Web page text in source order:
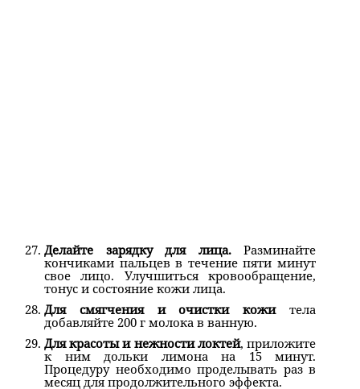
Делайте зарядку для лица.Разминайте
кончиками пальцев в течение пяти минут
свое лицо. Улучшиться кровообращение,
тонус и состояние кожи лица.
Для смягчения и очистки кожитела
добавляйте 200 г молока в ванную.
Для красоты и нежности локтей, приложите
к ним дольки лимона на 15 минут.
Процедуру необходимо проделывать раз в
месяц для продолжительного эффекта.